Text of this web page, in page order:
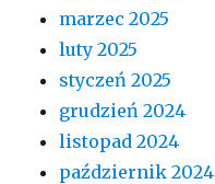
marzec 2025
luty 2025
styczeń 2025
grudzień 2024
listopad 2024
październik 2024